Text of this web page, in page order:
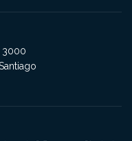
3000